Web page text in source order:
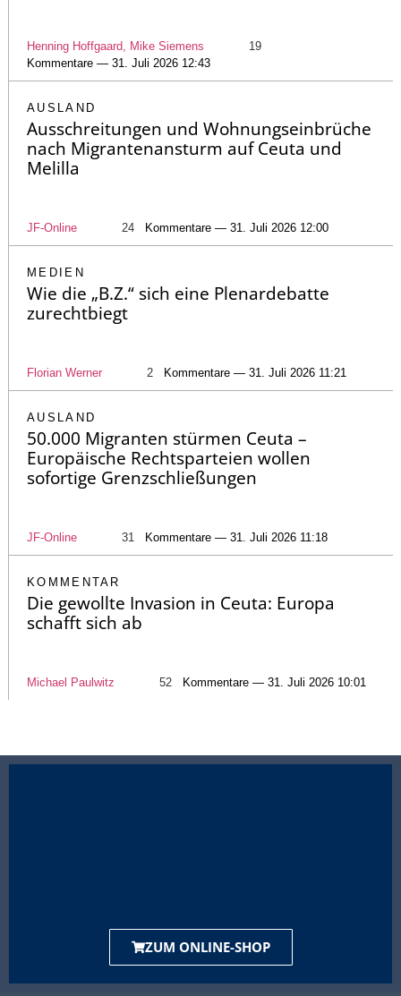
Henning Hoffgaard, Mike Siemens
19
Kommentare — 31. Juli 2026 12:43
AUSLAND
Ausschreitungen und Wohnungseinbrüche
nach Migrantenansturm auf Ceuta und
Melilla
JF-Online 24 Kommentare — 31. Juli 2026 12:00
MEDIEN
Wie die „B.Z.“ sich eine Plenardebatte
zurechtbiegt
Florian Werner 2 Kommentare — 31. Juli 2026 11:21
AUSLAND
50.000 Migranten stürmen Ceuta –
Europäische Rechtsparteien wollen
sofortige Grenzschließungen
JF-Online 31 Kommentare — 31. Juli 2026 11:18
KOMMENTAR
Die gewollte Invasion in Ceuta: Europa
schafft sich ab
Michael Paulwitz 52 Kommentare — 31. Juli 2026 10:01
ZUM ONLINE-SHOP